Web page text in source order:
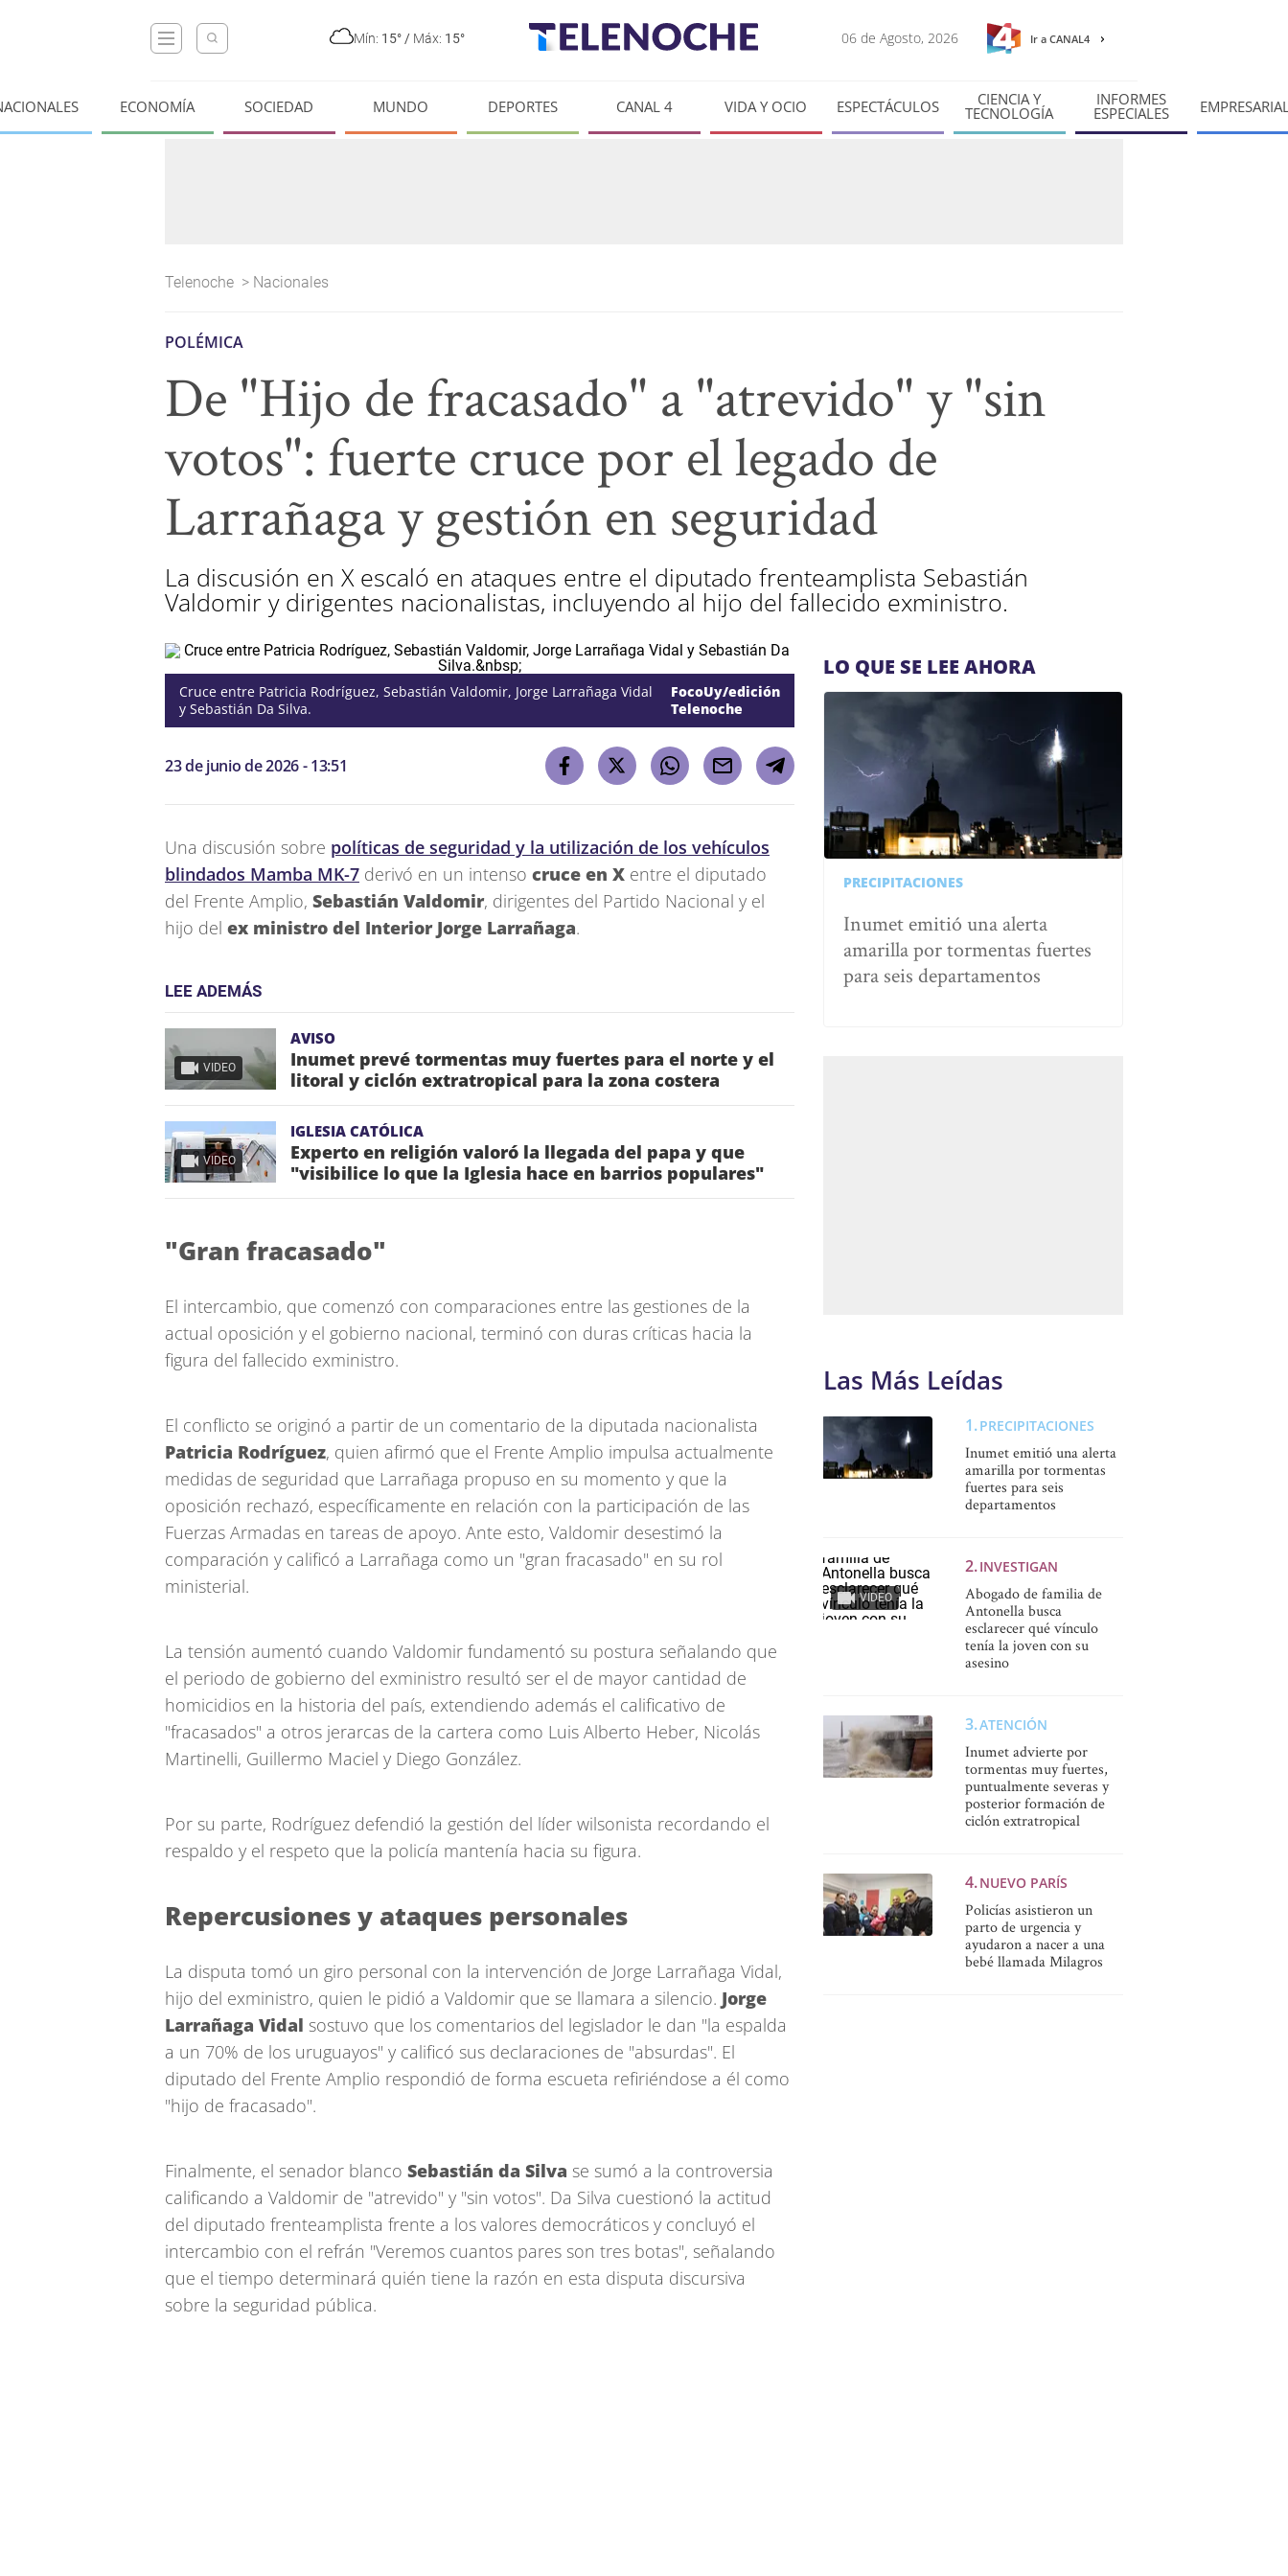
Mín: 15° / Máx: 15° 06 de Agosto, 2026 Ir a CANAL4
ECONOMÍA SOCIEDAD MUNDO DEPORTES CANAL 4 VIDA Y OCIO ESPECTÁCULOS CIENCIA Y
TECNOLOGÍA
INFORMES
ESPECIALES
Telenoche > Nacionales
POLÉMICA
De "Hijo de fracasado" a "atrevido" y "sin
votos": fuerte cruce por el legado de
Larrañaga y gestión en seguridad
La discusión en X escaló en ataques entre el diputado frenteamplista Sebastián
Valdomir y dirigentes nacionalistas, incluyendo al hijo del fallecido exministro.
Cruce entre Patricia Rodríguez, Sebastián Valdomir, Jorge Larrañaga Vidal
y Sebastián Da Silva.
FocoUy/edición
Telenoche
23 de junio de 2026 - 13:51
Una discusión sobre políticas de seguridad y la utilización de los vehículos
blindados Mamba MK-7 derivó en un intenso cruce en X entre el diputado
del Frente Amplio, Sebastián Valdomir, dirigentes del Partido Nacional y el
hijo del ex ministro del Interior Jorge Larrañaga.
LEE ADEMÁS
VIDEO
AVISO
Inumet prevé tormentas muy fuertes para el norte y el
litoral y ciclón extratropical para la zona costera
VIDEO
IGLESIA CATÓLICA
Experto en religión valoró la llegada del papa y que
"visibilice lo que la Iglesia hace en barrios populares"
"Gran fracasado"
El intercambio, que comenzó con comparaciones entre las gestiones de la
actual oposición y el gobierno nacional, terminó con duras críticas hacia la
figura del fallecido exministro.
El conflicto se originó a partir de un comentario de la diputada nacionalista
Patricia Rodríguez, quien afirmó que el Frente Amplio impulsa actualmente
medidas de seguridad que Larrañaga propuso en su momento y que la
oposición rechazó, específicamente en relación con la participación de las
Fuerzas Armadas en tareas de apoyo. Ante esto, Valdomir desestimó la
comparación y calificó a Larrañaga como un "gran fracasado" en su rol
ministerial.
La tensión aumentó cuando Valdomir fundamentó su postura señalando que
el periodo de gobierno del exministro resultó ser el de mayor cantidad de
homicidios en la historia del país, extendiendo además el calificativo de
"fracasados" a otros jerarcas de la cartera como Luis Alberto Heber, Nicolás
Martinelli, Guillermo Maciel y Diego González.
Por su parte, Rodríguez defendió la gestión del líder wilsonista recordando el
respaldo y el respeto que la policía mantenía hacia su figura.
Repercusiones y ataques personales
La disputa tomó un giro personal con la intervención de Jorge Larrañaga Vidal,
hijo del exministro, quien le pidió a Valdomir que se llamara a silencio. Jorge
Larrañaga Vidal sostuvo que los comentarios del legislador le dan "la espalda
a un 70% de los uruguayos" y calificó sus declaraciones de "absurdas". El
diputado del Frente Amplio respondió de forma escueta refiriéndose a él como
"hijo de fracasado".
Finalmente, el senador blanco Sebastián da Silva se sumó a la controversia
calificando a Valdomir de "atrevido" y "sin votos". Da Silva cuestionó la actitud
del diputado frenteamplista frente a los valores democráticos y concluyó el
intercambio con el refrán "Veremos cuantos pares son tres botas", señalando
que el tiempo determinará quién tiene la razón en esta disputa discursiva
sobre la seguridad pública.
LO QUE SE LEE AHORA
PRECIPITACIONES
Inumet emitió una alerta
amarilla por tormentas fuertes
para seis departamentos
Las Más Leídas
PRECIPITACIONES
Inumet emitió una alerta
amarilla por tormentas
fuertes para seis
departamentos
VIDEO
INVESTIGAN
Abogado de familia de
Antonella busca
esclarecer qué vínculo
tenía la joven con su
asesino
ATENCIÓN
Inumet advierte por
tormentas muy fuertes,
puntualmente severas y
posterior formación de
ciclón extratropical
NUEVO PARÍS
Policías asistieron un
parto de urgencia y
ayudaron a nacer a una
bebé llamada Milagros